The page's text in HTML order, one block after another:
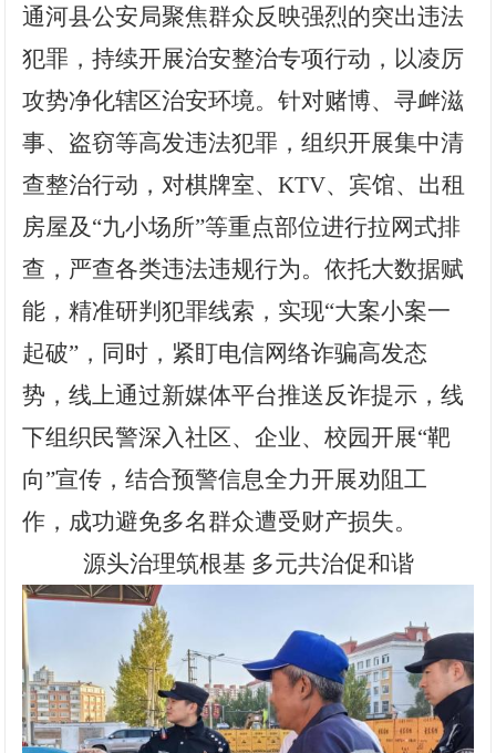
通河县公安局聚焦群众反映强烈的突出违法
犯罪，持续开展治安整治专项行动，以凌厉
攻势净化辖区治安环境。针对赌博、寻衅滋
事、盗窃等高发违法犯罪，组织开展集中清
查整治行动，对棋牌室、KTV、宾馆、出租
房屋及“九小场所”等重点部位进行拉网式排
查，严查各类违法违规行为。依托大数据赋
能，精准研判犯罪线索，实现“大案小案一
起破” ， 同时，紧盯电信网络诈骗高发态
势，线上通过新媒体平台推送反诈提示，线
下组织民警深入社区、企业、校园开展“靶
向”宣传，结合预警信息全力开展劝阻工
作，成功避免多名群众遭受财产损失。
源头治理筑根基 多元共治促和谐